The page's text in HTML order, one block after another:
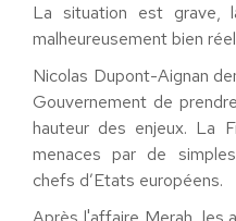
La situation est grave,
malheureusement bien
Nicolas Dupont-Aignan
Gouvernement de
hauteur des enjeux. La
menaces par de
chefs d’Etats européens.